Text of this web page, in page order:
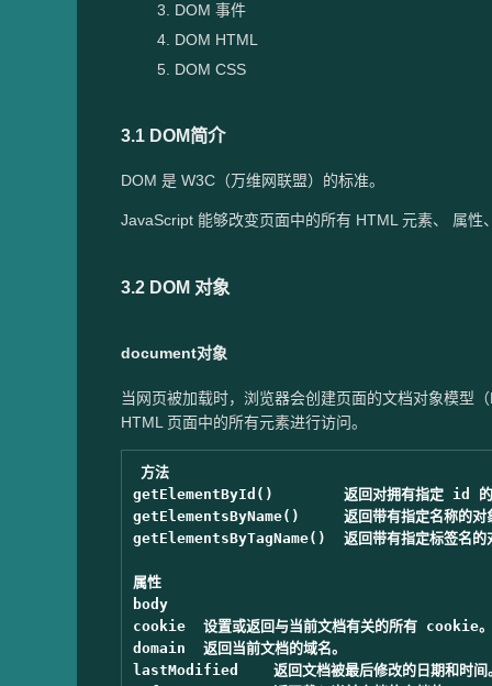
DOM 事件
DOM HTML
DOM CSS
3.1 DOM简介
DOM 是 W3C（万维网联盟）的标准。
JavaScript 能够改变页面中的所有 HTML 元素、 属
3.2 DOM 对象
document对象
当网页被加载时，浏览器会创建页面的文档对象模型
HTML 页面中的所有元素进行访问。
方法
getElementById()	返回对拥有指定 id 的第一个对象的引用。
getElementsByName()	返回带有指定名称的对象集合。
getElementsByTagName()	返回带有指定标签名的对象集合。
属性
body
cookie	设置或返回与当前文档有关的所有 cookie。
domain	返回当前文档的域名。
lastModified	返回文档被最后修改的日期和时间。